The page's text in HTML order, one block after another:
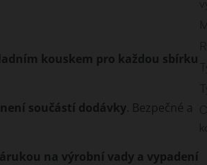
kouskem pro každou sbírku
součástí dodávky . Bezpečné a
na výrobní vady a vypadení